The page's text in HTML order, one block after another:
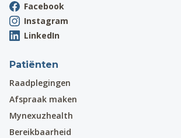
Facebook
Instagram
LinkedIn
Patiënten
Raadplegingen
Afspraak maken
Mynexuzhealth
Bereikbaarheid